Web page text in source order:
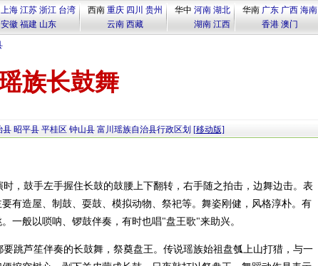
上海 江苏 浙江 台湾
安徽 福建 山东
西南 重庆 四川 贵州
云南 西藏
华中 河南 湖北
湖南 江西
华南 广东 广西 海南
香港 澳门
族长鼓舞
县 昭平县 平桂区 钟山县 富川瑶族自治县行政区划 [移动版]
，鼓手左手握住长鼓的鼓腰上下翻转，右手随之拍击，边舞边击。表
有造屋、制鼓、耍鼓、模拟动物、祭祀等。舞姿刚健，风格淳朴。有
一般以唢呐、锣鼓伴奏，有时也唱"盘王歌"来助兴。
跳芦笙伴奏的长鼓舞，祭奠盘王。传说瑶族始祖盘瓠上山打猎，与一